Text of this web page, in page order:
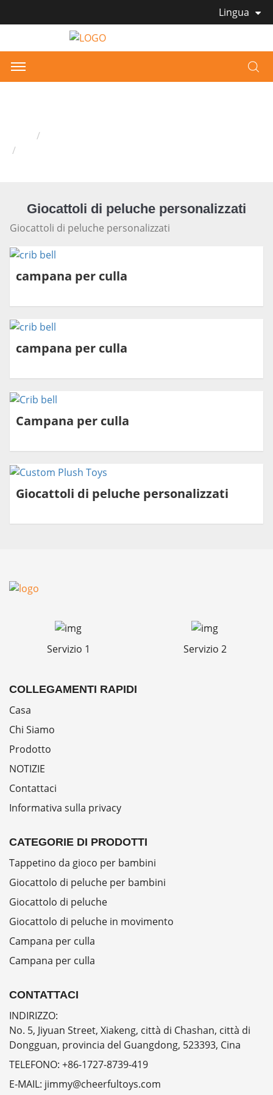
Lingua
Giocattoli di peluche personalizzati
Giocattoli di peluche personalizzati
campana per culla
campana per culla
Campana per culla
Giocattoli di peluche personalizzati
Servizio 1 Servizio 2
COLLEGAMENTI RAPIDI
Casa
Chi Siamo
Prodotto
NOTIZIE
Contattaci
Informativa sulla privacy
CATEGORIE DI PRODOTTI
Tappetino da gioco per bambini
Giocattolo di peluche per bambini
Giocattolo di peluche
Giocattolo di peluche in movimento
Campana per culla
Campana per culla
CONTATTACI
INDIRIZZO:
No. 5, Jiyuan Street, Xiakeng, città di Chashan, città di
Dongguan, provincia del Guangdong, 523393, Cina
TELEFONO: +86-1727-8739-419
E-MAIL: jimmy@cheerfultoys.com